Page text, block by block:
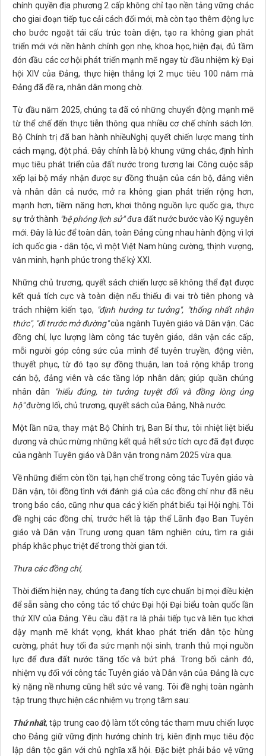
chính quyền địa phương 2 cấp không chỉ tạo nền tảng vững chắc
cho giai đoạn tiếp tục cải cách đổi mới, mà còn tạo thêm động lực
cho bước ngoặt tái cấu trúc toàn diện, tạo ra không gian phát
triển mới với nền hành chính gọn nhẹ, khoa học, hiện đại, đủ tầm
đón đầu các cơ hội phát triển mạnh mẽ ngay từ đầu nhiệm kỳ Đại
hội XIV của Đảng, thực hiện thắng lợi 2 mục tiêu 100 năm mà
Đảng đã đề ra, nhân dân mong chờ.
Từ đầu năm 2025, chúng ta đã có những chuyển động mạnh mẽ
từ thể chế đến thực tiễn thông qua nhiều cơ chế chính sách lớn.
Bộ Chính trị đã ban hành nhiềuNghị quyết chiến lược mang tính
cách mạng, đột phá. Đây chính là bộ khung vững chắc, định hình
mục tiêu phát triển của đất nước trong tương lai. Công cuộc sắp
xếp lại bộ máy nhận được sự đồng thuận của cán bộ, đảng viên
và nhân dân cả nước, mở ra không gian phát triển rộng hơn,
mạnh hơn, tiềm năng hơn, khơi thông nguồn lực quốc gia, thực
sự trở thành "bệ phóng lịch sử"đưa đất nước bước vào Kỷ nguyên
mới. Đây là lúc để toàn dân, toàn Đảng cùng nhau hành động vì lợi
ích quốc gia - dân tộc, vì một Việt Nam hùng cường, thịnh vượng,
văn minh, hạnh phúc trong thế kỷ XXI.
Những chủ trương, quyết sách chiến lược sẽ không thể đạt được
kết quả tích cực và toàn diện nếu thiếu đi vai trò tiên phong và
trách nhiệm kiến tạo, "định hướngtư tưởng", "thống nhất nhận
thức", "đitrước mở đường"của ngành Tuyên giáo và Dân vận. Các
đồng chí, lực lượng làm công tác tuyên giáo, dân vận các cấp,
mỗi người góp công sức của mình để tuyên truyền, động viên,
thuyết phục, từ đó tạo sự đồng thuận, lan toả rộng khắp trong
cán bộ, đảng viên và các tầng lớp nhân dân; giúp quần chúng
nhân dân
"hiểu đúng, tin tưởng tuyệt đối và đồng lòng ủng
hộ"đường lối, chủ trương, quyết sách của Đảng, Nhà nước.
Một lần nữa, thay mặt Bộ Chính trị, Ban Bí thư, tôi nhiệt liệt biểu
dương và chúc mừng những kết quả hết sức tích cực đã đạt được
của ngành Tuyên giáo và Dân vận trong năm 2025 vừa qua.
Về những điểm còn tồn tại, hạn chế trong công tác Tuyên giáo và
Dân vận, tôi đồng tình với đánh giá của các đồng chí như đã nêu
trong báo cáo, cũng như qua các ý kiến phát biểu tại Hội nghị. Tôi
đề nghị các đồng chí, trước hết là tập thể Lãnh đạo Ban Tuyên
giáo và Dân vận Trung ương quan tâm nghiên cứu, tìm ra giải
pháp khắc phục triệt để trong thời gian tới.
Thưa các đồng chí,
Thời điểm hiện nay, chúng ta đang tích cực chuẩn bị mọi điều kiện
để sẵn sàng cho công tác tổ chức Đại hội Đại biểu toàn quốc lần
thứ XIV của Đảng. Yêu cầu đặt ra là phải tiếp tục và liên tục khơi
dậy mạnh mẽ khát vọng, khát khao phát triển dân tộc hùng
cường, phát huy tối đa sức mạnh nội sinh, tranh thủ mọi nguồn
lực để đưa đất nước tăng tốc và bứt phá. Trong bối cảnh đó,
nhiệm vụ đối với công tác Tuyên giáo và Dân vận của Đảng là cực
kỳ nặng nề nhưng cũng hết sức vẻ vang. Tôi đề nghị toàn ngành
tập trung thực hiện các nhiệm vụ trọng tâm sau:
Thứ nhất, tập trung cao độ làm tốt công tác tham mưu chiến lược
cho Đảng giữ vững định hướng chính trị, kiên định mục tiêu độc
lập dân tộc gắn với chủ nghĩa xã hội. Đặc biệt phải bảo vệ vững